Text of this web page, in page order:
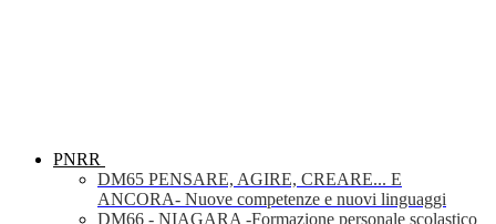
PNRR
DM65 PENSARE, AGIRE, CREARE... E
ANCORA- Nuove competenze e nuovi linguaggi
DM66 - NIAGARA -Formazione personale scolastico